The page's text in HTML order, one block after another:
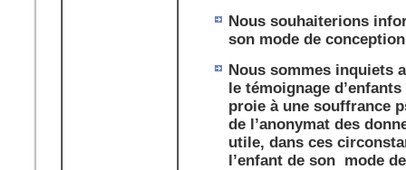
Nous souhaiterions
son mode de
Nous sommes inquiets
le témoignage
proie à une souffrance
de l’anonymat des
utile, dans ces
l’enfant de son mode